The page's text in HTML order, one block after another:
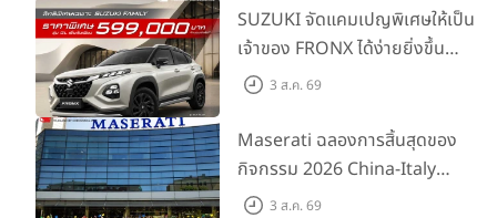
ด้วยราคาพิเศษเริ่มต้นที่ 9.49 แสน
บาท
SUZUKI จัดแคมเปญพิเศษให้เป็น
เจ้าของ FRONX ได้ง่ายยิ่งขึ้น
สำหรับรุ่น GL ราคาพิเศษเริ่มต้น
พร้อมข้อเสนอสุดคุ้ม
3 ส.ค. 69
Maserati ฉลองการสิ้นสุดของ
กิจกรรม 2026 China-Italy
Grand Tour ณ สำนักงานใหญ่
3 ส.ค. 69